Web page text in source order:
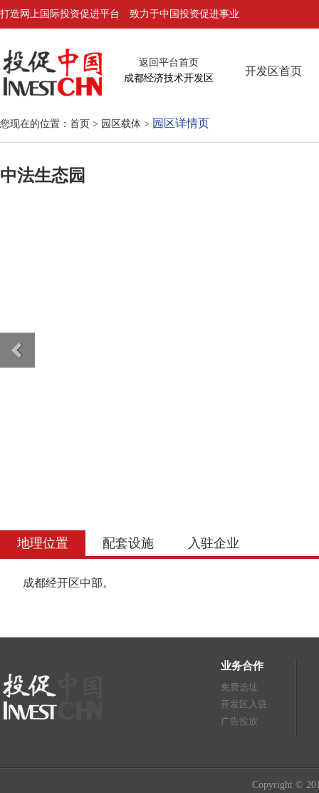
打造网上国际投资促进平台 致力于中国投资促进事业
返回平台首页
成都经济技术开发区
开发区首页
您现在的位置： 首页 > 园区载体 > 园区详情页
中法生态园
地理位置 配套设施 入驻企业
成都经开区中部。
业务合作
免费选址
开发区入驻
广告投放
Copyright ©